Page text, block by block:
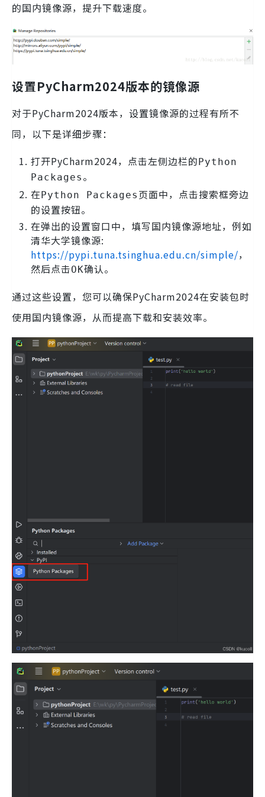
的国内镜像源，提升下载速度。
设置PyCharm2024版本的镜像源
对于PyCharm2024版本，设置镜像源的过程有所不
同，以下是详细步骤：
打开PyCharm2024，点击左侧边栏的 Python
Packages 。
在 Python Packages 页面中，点击搜索框旁边
的设置按钮。
在弹出的设置窗口中，填写国内镜像源地址，例如
清华大学镜像源:
https://pypi.tuna.tsinghua.edu.cn/simple/，
然后点击OK确认。
通过这些设置，您可以确保PyCharm2024在安装包时
使用国内镜像源，从而提高下载和安装效率。